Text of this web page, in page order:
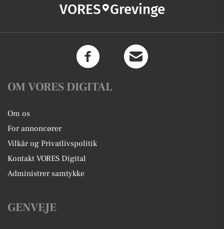
VORES Grevinge
OM VORES DIGITAL
Om os
For annoncører
Vilkår og Privatlivspolitik
Kontakt VORES Digital
Administrer samtykke
GENVEJE